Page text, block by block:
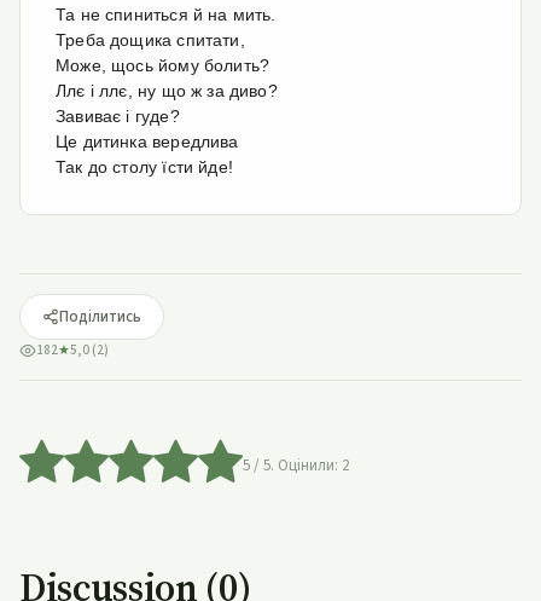
Та не спиниться й на мить.
Треба дощика спитати,
Може, щось йому болить?
Ллє і ллє, ну що ж за диво?
Завиває і гуде?
Це дитинка вередлива
Так до столу їсти йде!
Поділитись
182★5,0 (2)
5/ 5. Оцінили: 2
Discussion (0)